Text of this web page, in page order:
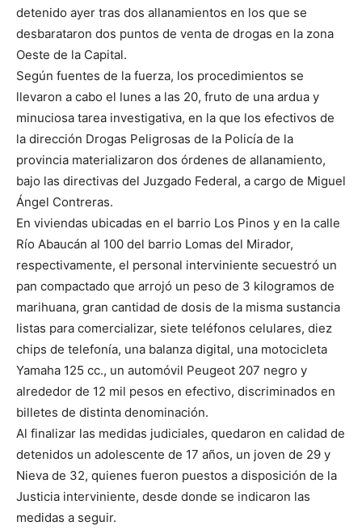
detenido ayer tras dos allanamientos en los que se
desbarataron dos puntos de venta de drogas en la zona
Oeste de la Capital.
Según fuentes de la fuerza, los procedimientos se
llevaron a cabo el lunes a las 20, fruto de una ardua y
minuciosa tarea investigativa, en la que los efectivos de
la dirección Drogas Peligrosas de la Policía de la
provincia materializaron dos órdenes de allanamiento,
bajo las directivas del Juzgado Federal, a cargo de Miguel
Ángel Contreras.
En viviendas ubicadas en el barrio Los Pinos y en la calle
Río Abaucán al 100 del barrio Lomas del Mirador,
respectivamente, el personal interviniente secuestró un
pan compactado que arrojó un peso de 3 kilogramos de
marihuana, gran cantidad de dosis de la misma sustancia
listas para comercializar, siete teléfonos celulares, diez
chips de telefonía, una balanza digital, una motocicleta
Yamaha 125 cc., un automóvil Peugeot 207 negro y
alrededor de 12 mil pesos en efectivo, discriminados en
billetes de distinta denominación.
Al finalizar las medidas judiciales, quedaron en calidad de
detenidos un adolescente de 17 años, un joven de 29 y
Nieva de 32, quienes fueron puestos a disposición de la
Justicia interviniente, desde donde se indicaron las
medidas a seguir.